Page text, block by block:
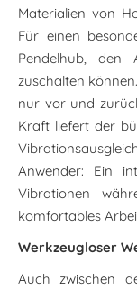
Materialien von
Für einen
Pendelhub, den
zuschalten
nur vor und
Kraft liefert der
Anwender: Ein
Vibrationen
komfortables
Werkzeugloser
Auch zwischen